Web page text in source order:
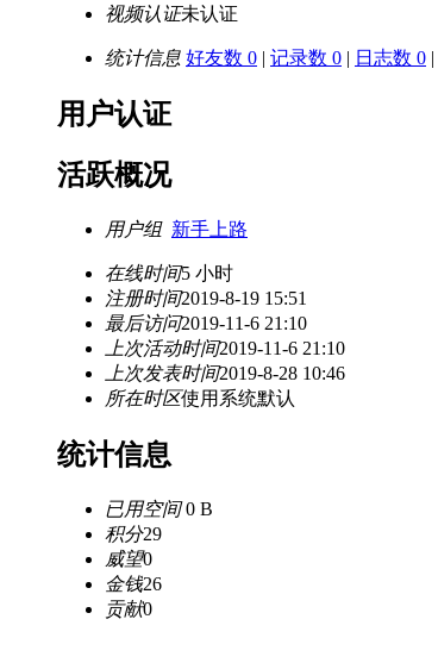
视频认证未认证
统计信息 好友数 0 | 记录数 0 | 日志数 0 |
用户认证
活跃概况
用户组 新手上路
在线时间5 小时
注册时间2019-8-19 15:51
最后访问2019-11-6 21:10
上次活动时间2019-11-6 21:10
上次发表时间2019-8-28 10:46
所在时区使用系统默认
统计信息
已用空间0 B
积分29
威望0
金钱26
贡献0